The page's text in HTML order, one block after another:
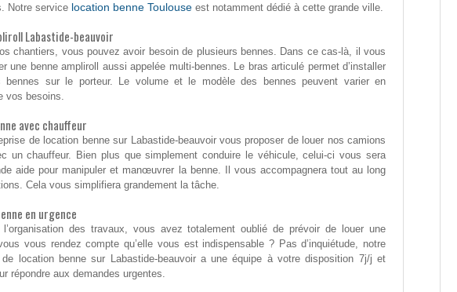
Notre service location benne Toulouse est notamment dédié à cette grande ville.
Labastide-beauvoir
chantiers, vous pouvez avoir besoin de plusieurs bennes. Dans ce cas-là, il vous
une benne ampliroll aussi appelée multi-bennes. Le bras articulé permet d’installer
bennes sur le porteur. Le volume et le modèle des bennes peuvent varier en
vos besoins.
avec chauffeur
de location benne sur Labastide-beauvoir vous proposer de louer nos camions
un chauffeur. Bien plus que simplement conduire le véhicule, celui-ci vous sera
aide pour manipuler et manœuvrer la benne. Il vous accompagnera tout au long
Cela vous simplifiera grandement la tâche.
en urgence
l’organisation des travaux, vous avez totalement oublié de prévoir de louer une
vous rendez compte qu’elle vous est indispensable ? Pas d’inquiétude, notre
de location benne sur Labastide-beauvoir a une équipe à votre disposition 7j/j et
répondre aux demandes urgentes.